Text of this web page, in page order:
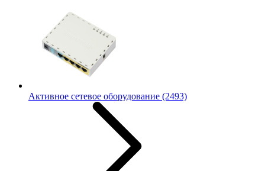
Активное сетевое оборудование (2493)